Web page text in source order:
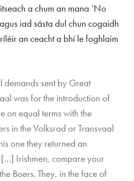
a chum an mana ‘No
iad sásta dul chun cogaidh
an ceacht a bhí le foghlaim
demands sent by Great
was for the introduction of
on equal terms with the
in theVolksrad or Transvaal
one they returned an
Irishmen, compare your
Boers. They, in the face of